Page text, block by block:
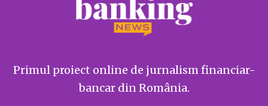
Primul proiect online de jurnalism financiar-
bancar din România.